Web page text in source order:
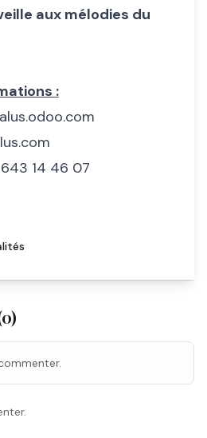
aux mélodies du
:
14 46 07
0)